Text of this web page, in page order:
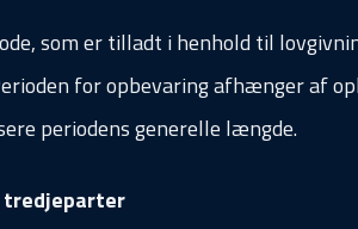
som er tilladt i henhold til
for opbevaring afhænger af
periodens generelle længde.
tredjeparter